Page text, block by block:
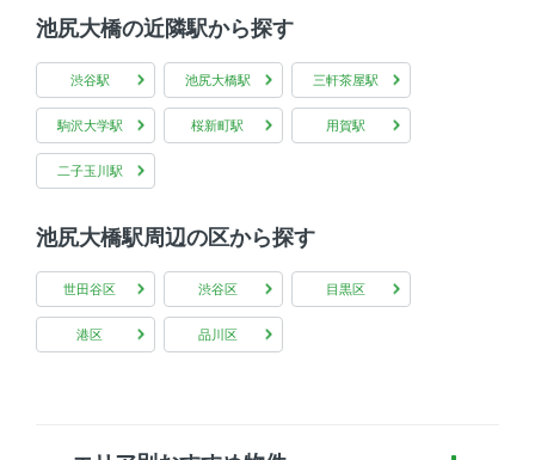
池尻大橋の近隣駅から探す
渋谷駅 池尻大橋駅 三軒茶屋駅
駒沢大学駅 桜新町駅 用賀駅
二子玉川駅
池尻大橋駅周辺の区から探す
世田谷区 渋谷区 目黒区
港区 品川区